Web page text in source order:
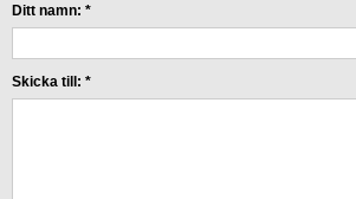
Ditt namn: *
Skicka till: *